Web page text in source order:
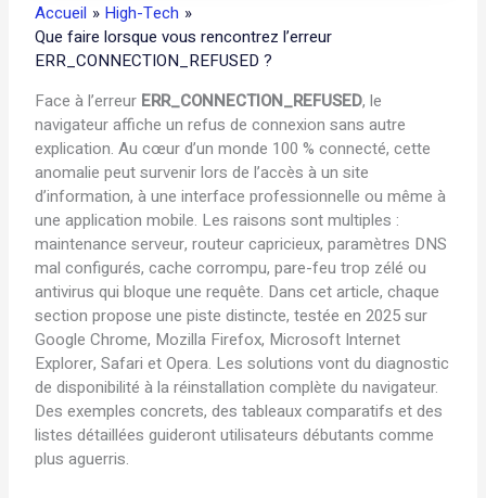
Accueil
High-Tech
Que faire lorsque vous rencontrez l’erreur
ERR_CONNECTION_REFUSED ?
Face à l’erreur ERR_CONNECTION_REFUSED, le
navigateur affiche un refus de connexion sans autre
explication. Au cœur d’un monde 100 % connecté, cette
anomalie peut survenir lors de l’accès à un site
d’information, à une interface professionnelle ou même à
une application mobile. Les raisons sont multiples :
maintenance serveur, routeur capricieux, paramètres DNS
mal configurés, cache corrompu, pare-feu trop zélé ou
antivirus qui bloque une requête. Dans cet article, chaque
section propose une piste distincte, testée en 2025 sur
Google Chrome, Mozilla Firefox, Microsoft Internet
Explorer, Safari et Opera. Les solutions vont du diagnostic
de disponibilité à la réinstallation complète du navigateur.
Des exemples concrets, des tableaux comparatifs et des
listes détaillées guideront utilisateurs débutants comme
plus aguerris.